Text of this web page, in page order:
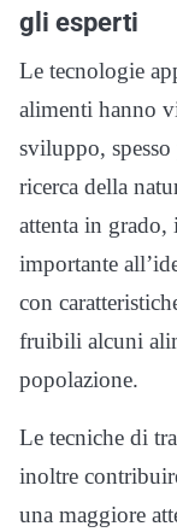
gli esperti
Le tecnologie
alimenti hanno
sviluppo,
ricerca della
attenta in
importante
con
fruibili alcuni
popolazione.
Le tecniche di
inoltre
una maggiore